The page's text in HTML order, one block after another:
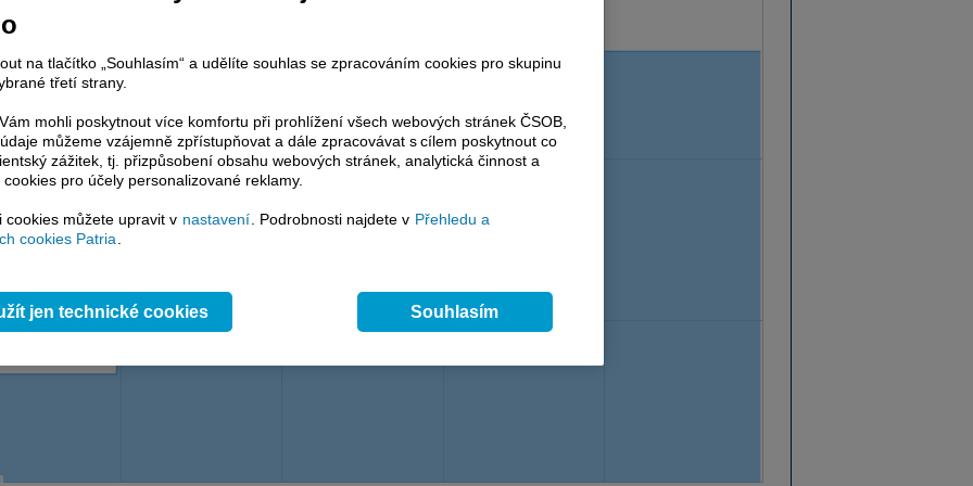
na tlačítko „Souhlasím“ a udělíte souhlas se zpracováním cookies pro skupinu
třetí strany.
mohli poskytnout více komfortu při prohlížení všech webových stránek ČSOB,
můžeme vzájemně zpřístupňovat a dále zpracovávat s cílem poskytnout co
zážitek, tj. přizpůsobení obsahu webových stránek, analytická činnost a
pro účely personalizované reklamy.
cookies můžete upravit v nastavení . Podrobnosti najdete v Přehledu a
cookies Patria
jen technické cookies Souhlasím